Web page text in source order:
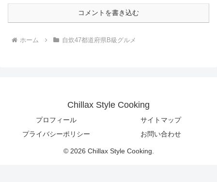
コメントを書き込む
ホーム 自炊47都道府県B級グルメ
Chillax Style Cooking
プロフィール
サイトマップ
プライバシーポリシー
お問い合わせ
© 2026 Chillax Style Cooking.